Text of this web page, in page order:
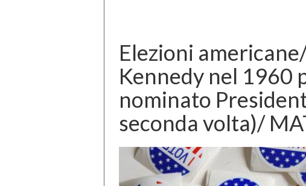
Elezioni
Kennedy nel 1960
nominato
seconda volta)/